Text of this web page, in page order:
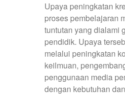
Upaya peningkatan
proses pembelajaran
tuntutan yang dialami
pendidik. Upaya
melalui peningkatan
keilmuan,
penggunaan media
dengan kebutuhan